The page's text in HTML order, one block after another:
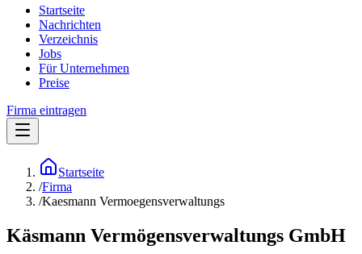
Startseite
Nachrichten
Verzeichnis
Jobs
Für Unternehmen
Preise
Firma eintragen
Startseite
/Firma
/Kaesmann Vermoegensverwaltungs
Käsmann Vermögensverwaltungs GmbH